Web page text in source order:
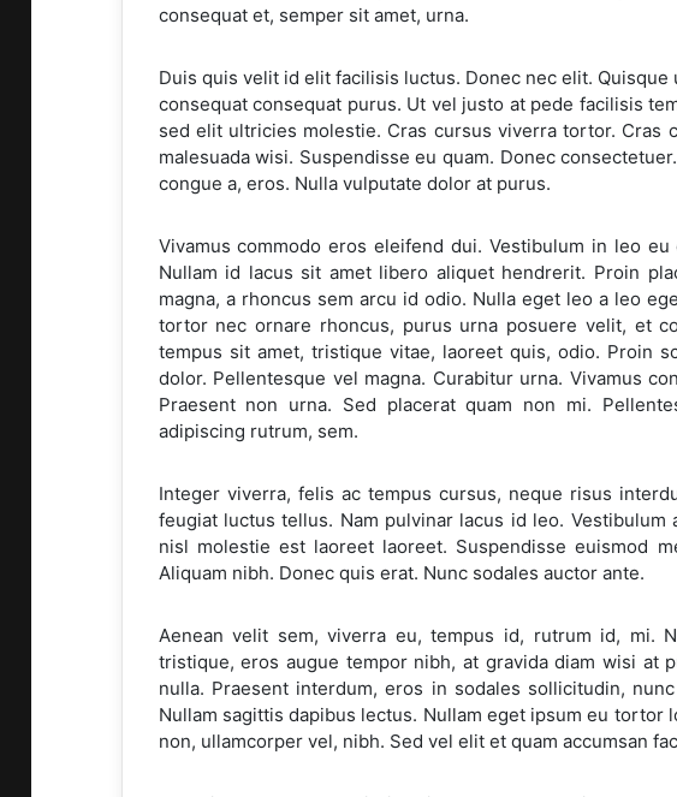
consequat et, semper sit amet, urna.
Duis quis velit id elit facilisis luctus. Donec nec elit.
consequat consequat purus. Ut vel justo at pede facilisis
sed elit ultricies molestie. Cras cursus viverra tortor. Cras
malesuada wisi. Suspendisse eu quam. Donec
congue a, eros. Nulla vulputate dolor at purus.
Vivamus commodo eros eleifend dui. Vestibulum in leo
Nullam id lacus sit amet libero aliquet hendrerit. Proin
magna, a rhoncus sem arcu id odio. Nulla eget leo a leo
tortor nec ornare rhoncus, purus urna posuere velit, et
tempus sit amet, tristique vitae, laoreet quis, odio. Proin
dolor. Pellentesque vel magna. Curabitur urna. Vivamus
Praesent non urna. Sed placerat quam non mi.
adipiscing rutrum, sem.
Integer viverra, felis ac tempus cursus, neque risus
feugiat luctus tellus. Nam pulvinar lacus id leo.
nisl molestie est laoreet laoreet. Suspendisse euismod
Aliquam nibh. Donec quis erat. Nunc sodales auctor ante.
Aenean velit sem, viverra eu, tempus id, rutrum id, mi.
tristique, eros augue tempor nibh, at gravida diam wisi at
nulla. Praesent interdum, eros in sodales sollicitudin,
Nullam sagittis dapibus lectus. Nullam eget ipsum eu
non, ullamcorper vel, nibh. Sed vel elit et quam accumsan